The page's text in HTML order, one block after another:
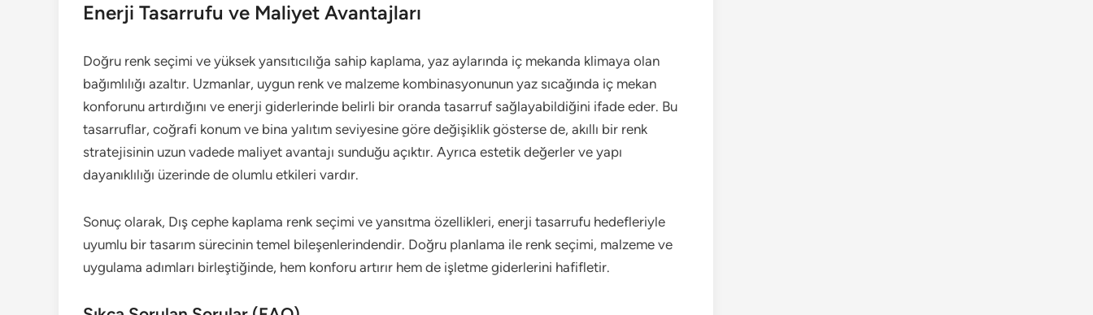
Enerji Tasarrufu ve Maliyet Avantajları
Doğru renk seçimi ve yüksek yansıtıcılığa sahip kaplama, yaz aylarında iç mekanda klimaya olan
bağımlılığı azaltır. Uzmanlar, uygun renk ve malzeme kombinasyonunun yaz sıcağında iç mekan
konforunu artırdığını ve enerji giderlerinde belirli bir oranda tasarruf sağlayabildiğini ifade eder. Bu
tasarruflar, coğrafi konum ve bina yalıtım seviyesine göre değişiklik gösterse de, akıllı bir renk
stratejisinin uzun vadede maliyet avantajı sunduğu açıktır. Ayrıca estetik değerler ve yapı
dayanıklılığı üzerinde de olumlu etkileri vardır.
Sonuç olarak, Dış cephe kaplama renk seçimi ve yansıtma özellikleri, enerji tasarrufu hedefleriyle
uyumlu bir tasarım sürecinin temel bileşenlerindendir. Doğru planlama ile renk seçimi, malzeme ve
uygulama adımları birleştiğinde, hem konforu artırır hem de işletme giderlerini hafifletir.